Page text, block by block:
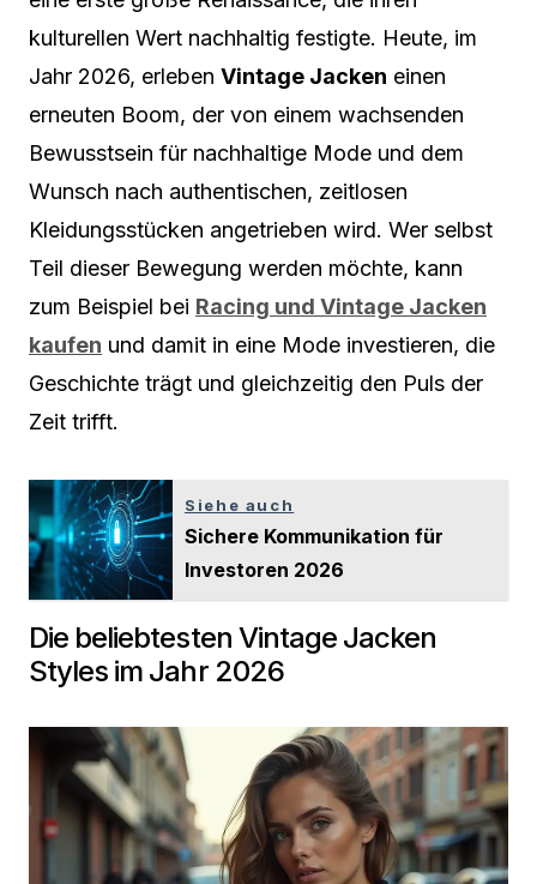
kulturellen Wert nachhaltig festigte. Heute, im
Jahr 2026, erleben Vintage Jacken einen
erneuten Boom, der von einem wachsenden
Bewusstsein für nachhaltige Mode und dem
Wunsch nach authentischen, zeitlosen
Kleidungsstücken angetrieben wird. Wer selbst
Teil dieser Bewegung werden möchte, kann
zum Beispiel bei Racing und Vintage Jacken
kaufen und damit in eine Mode investieren, die
Geschichte trägt und gleichzeitig den Puls der
Zeit trifft.
Siehe auch
Sichere Kommunikation für
Investoren 2026
Die beliebtesten Vintage Jacken
Styles im Jahr 2026